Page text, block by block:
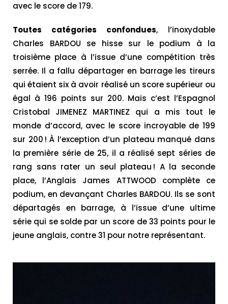
avec le score de 179.
Toutes catégories confondues, l’inoxydable
Charles BARDOU se hisse sur le podium à la
troisième place à l’issue d’une compétition très
serrée. Il a fallu départager en barrage les tireurs
qui étaient six à avoir réalisé un score supérieur ou
égal à 196 points sur 200. Mais c’est l’Espagnol
Cristobal JIMENEZ MARTINEZ qui a mis tout le
monde d’accord, avec le score incroyable de 199
sur 200 ! À l’exception d’un plateau manqué dans
la première série de 25, il a réalisé sept séries de
rang sans rater un seul plateau ! A la seconde
place, l’Anglais James ATTWOOD complète ce
podium, en devançant Charles BARDOU. Ils se sont
départagés en barrage, à l’issue d’une ultime
série qui se solde par un score de 33 points pour le
jeune anglais, contre 31 pour notre représentant.